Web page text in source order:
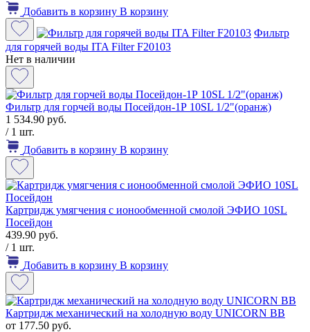
Добавить в корзину В корзину
Фильтр
для горячей воды ITA Filter F20103
Нет в наличии
Фильтр для горчей воды Посейдон-1Р 10SL 1/2"(оранж)
1 534.90 руб.
/ 1 шт.
Добавить в корзину В корзину
Картридж умягчения с ионообменной смолой ЭФИО 10SL
Посейдон
439.90 руб.
/ 1 шт.
Добавить в корзину В корзину
Картридж механический на холодную воду UNICORN BB
от 177.50 руб.